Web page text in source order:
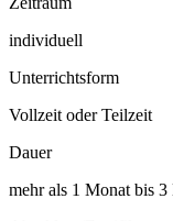
individuell
Unterrichtsform
Vollzeit oder Teilzeit
Dauer
mehr als 1 Monat bis 3